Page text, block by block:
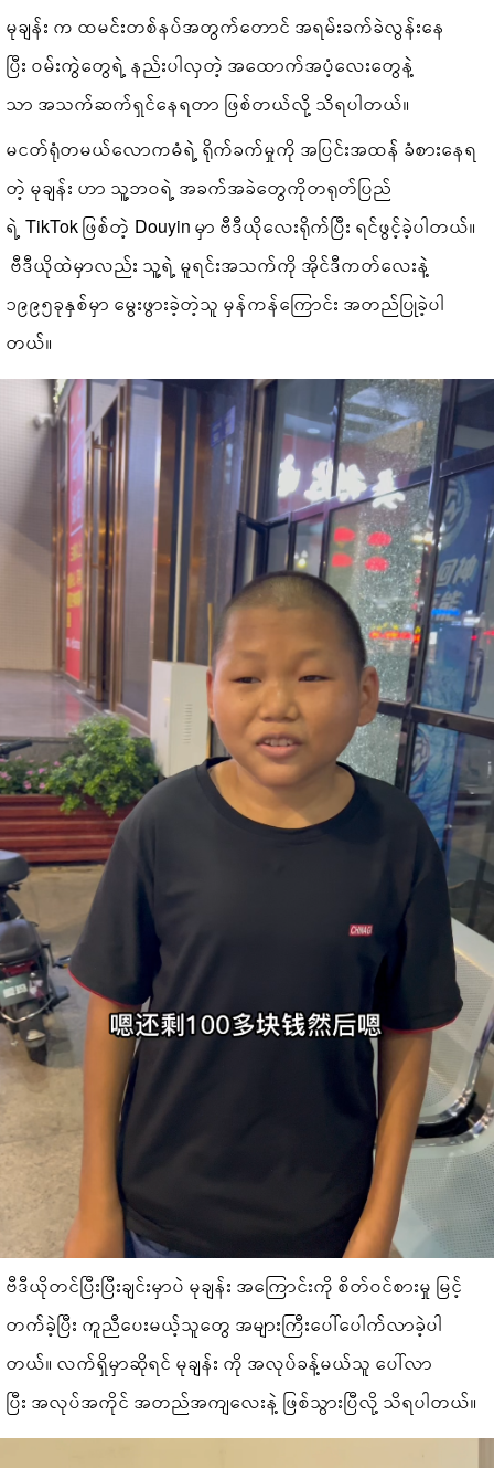
မုချန်း က ထမင်းတစ်နပ်အတွက်တောင် အရမ်းခက်ခဲလွန်းနေ
ပြီး ဝမ်းကွဲတွေရဲ့ နည်းပါလှတဲ့ အထောက်အပံ့လေးတွေနဲ့
သာ အသက်ဆက်ရှင်နေရတာ ဖြစ်တယ်လို့ သိရပါတယ်။
မငတ်ရုံတမယ်လောကဓံရဲ့ ရိုက်ခက်မှုကို အပြင်းအထန် ခံစားနေရ
တဲ့ မုချန်း ဟာ သူ့ဘဝရဲ့ အခက်အခဲတွေကိုတရုတ်ပြည်
ရဲ့ TikTok ဖြစ်တဲ့ Douyin မှာ ဗီဒီယိုလေးရိုက်ပြီး ရင်ဖွင့်ခဲ့ပါတယ်။
ဗီဒီယိုထဲမှာလည်း သူ့ရဲ့ မူရင်းအသက်ကို အိုင်ဒီကတ်လေးနဲ့
၁၉၉၅ခုနှစ်မှာ မွေးဖွားခဲ့တဲ့သူ မှန်ကန်ကြောင်း အတည်ပြုခဲ့ပါ
တယ်။
ဗီဒီယိုတင်ပြီးပြီးချင်းမှာပဲ မုချန်း အကြောင်းကို စိတ်ဝင်စားမှု မြင့်
တက်ခဲ့ပြီး ကူညီပေးမယ့်သူတွေ အများကြီးပေါ်ပေါက်လာခဲ့ပါ
တယ်။ လက်ရှိမှာဆိုရင် မုချန်း ကို အလုပ်ခန့်မယ်သူ ပေါ်လာ
ပြီး အလုပ်အကိုင် အတည်အကျလေးနဲ့ ဖြစ်သွားပြီလို့ သိရပါတယ်။